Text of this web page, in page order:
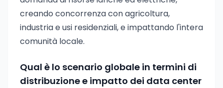
creando concorrenza con agricoltura,
industria e usi residenziali, e impattando l'intera
comunità locale.
Qual è lo scenario globale in termini di
distribuzione e impatto dei data center